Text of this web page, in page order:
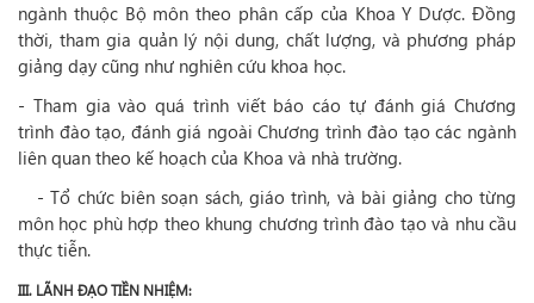
ngành thuộc Bộ môn theo phân cấp của Khoa Y Dược. Đồng
thời, tham gia quản lý nội dung, chất lượng, và phương pháp
giảng dạy cũng như nghiên cứu khoa học.
- Tham gia vào quá trình viết báo cáo tự đánh giá Chương
trình đào tạo, đánh giá ngoài Chương trình đào tạo các ngành
liên quan theo kế hoạch của Khoa và nhà trường.
- Tổ chức biên soạn sách, giáo trình, và bài giảng cho từng
môn học phù hợp theo khung chương trình đào tạo và nhu cầu
thực tiễn.
III. LÃNH ĐẠO TIỀN NHIỆM: